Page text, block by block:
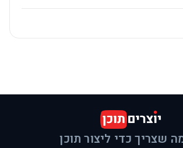
שצריך כדי ליצור תוכן